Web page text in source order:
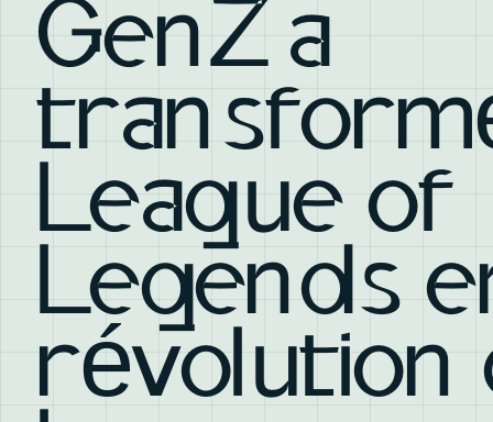
GenZ a
League of
Legends
révolution